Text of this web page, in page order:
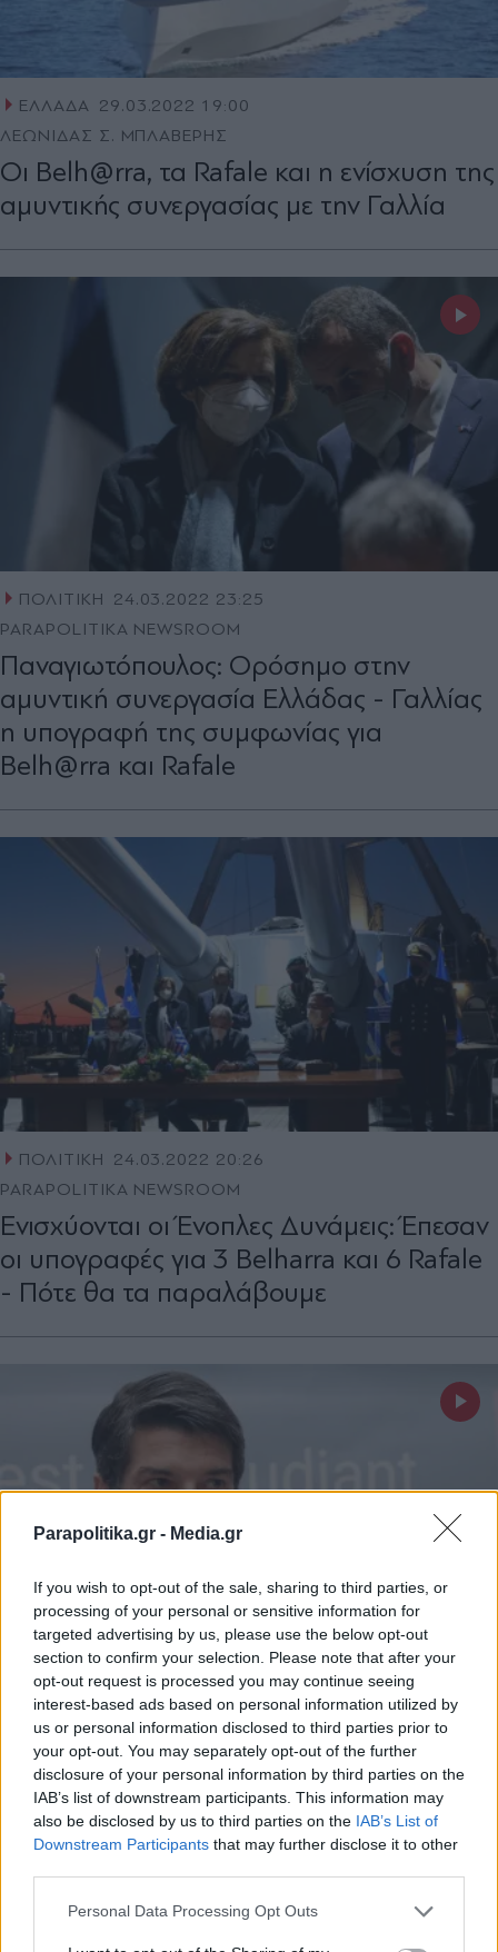
Parapolitika.gr - Media.gr
If you wish to opt-out of the sale, sharing to third parties, or
processing of your personal or sensitive information for
targeted advertising by us, please use the below opt-out
section to confirm your selection. Please note that after your
opt-out request is processed you may continue seeing
interest-based ads based on personal information utilized by
us or personal information disclosed to third parties prior to
your opt-out. You may separately opt-out of the further
disclosure of your personal information by third parties on the
IAB’s list of downstream participants. This information may
also be disclosed by us to third parties on the IAB’s List of
Downstream Participants that may further disclose it to other
Personal Data Processing Opt Outs
ΕΛΛΑΔΑ 29.03.2022 19:00
ΛΕΩΝΙΔΑΣ Σ. ΜΠΛΑΒΕΡΗΣ
Οι Belh@rra, τα Rafale και η ενίσχυση της
αμυντικής συνεργασίας με την Γαλλία
ΠΟΛΙΤΙΚΗ
24.03.2022 23:25
PARAPOLITIKA NEWSROOM
Παναγιωτόπουλος: Ορόσημο στην
αμυντική συνεργασία Ελλάδας - Γαλλίας
η υπογραφή της συμφωνίας για
Belh@rra και Rafale
ΠΟΛΙΤΙΚΗ
24.03.2022 20:26
PARAPOLITIKA NEWSROOM
Ενισχύονται οι Ένοπλες Δυνάμεις: Έπεσαν
οι υπογραφές για 3 Belharra και 6 Rafale
- Πότε θα τα παραλάβουμε
ΠΟΛΙΤΙΚΗ 16.02.2022 22:31
ΛΕΩΝΙΔΑΣ Σ. ΜΠΛΑΒΕΡΗΣ
Μεζονάβ: Η επικύρωση των συμφωνιών
είναι μια εντυπωσιακή ψήφος
εμπιστοσύνης στην ιστορική φιλία που
ενώνει τους λαούς μας
Εγγραφή στο newsletter